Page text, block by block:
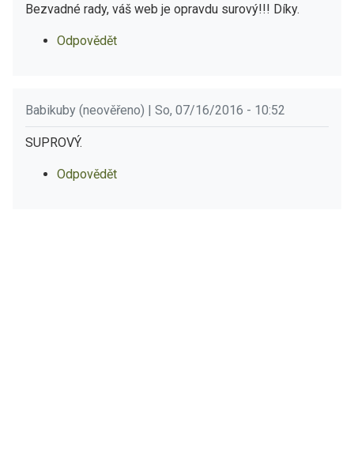
Bezvadné rady, váš web je opravdu surový!!! Díky.
Odpovědět
Babikuby (neověřeno) | So, 07/16/2016 - 10:52
SUPROVÝ.
Odpovědět